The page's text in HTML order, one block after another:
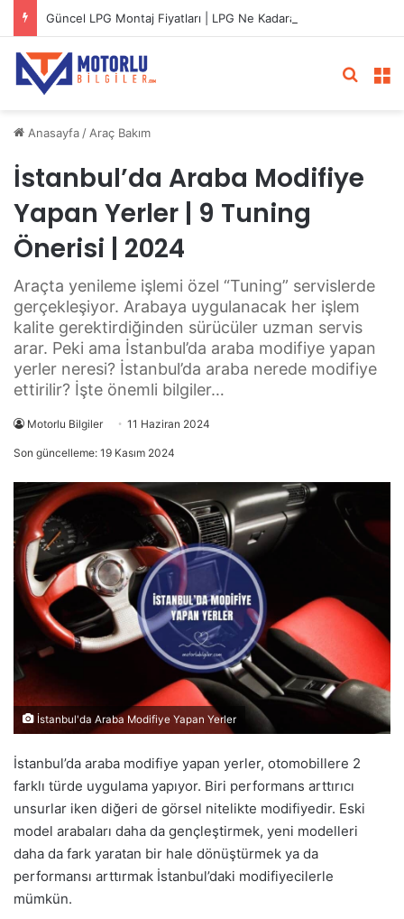
Güncel LPG Montaj Fiyatları | LPG Ne Kadara Takılır?
Anasayfa / Araç Bakım
İstanbul’da Araba Modifiye
Yapan Yerler | 9 Tuning
Önerisi | 2024
Araçta yenileme işlemi özel “Tuning” servislerde
gerçekleşiyor. Arabaya uygulanacak her işlem
kalite gerektirdiğinden sürücüler uzman servis
arar. Peki ama İstanbul’da araba modifiye yapan
yerler neresi? İstanbul’da araba nerede modifiye
ettirilir? İşte önemli bilgiler…
Motorlu Bilgiler 11 Haziran 2024
Son güncelleme: 19 Kasım 2024
İstanbul'da Araba Modifiye Yapan Yerler
İstanbul’da araba modifiye yapan yerler, otomobillere 2
farklı türde uygulama yapıyor. Biri performans arttırıcı
unsurlar iken diğeri de görsel nitelikte modifiyedir. Eski
model arabaları daha da gençleştirmek, yeni modelleri
daha da fark yaratan bir hale dönüştürmek ya da
performansı arttırmak İstanbul’daki modifiyecilerle
mümkün.